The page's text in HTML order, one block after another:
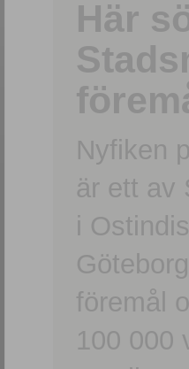
Här
Nyfiken
är ett av
i
föremål
100 000